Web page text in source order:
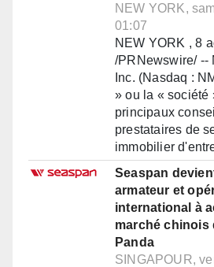
NEW YORK,
01:07
NEW YORK , 8
/PRNewswire/ --
Inc. (Nasdaq :
» ou la « société
principaux
prestataires de
immobilier
Seaspan
armateur et
international à
marché chinois
Panda
SINGAPOUR,